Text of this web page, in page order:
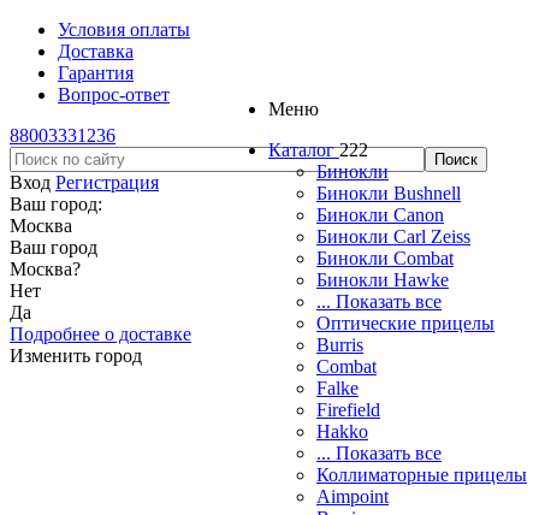
Условия оплаты
Доставка
Гарантия
Вопрос-ответ
88003331236
Вход Регистрация
Ваш город:
Москва
Ваш город
Москва?
Нет
Да
Подробнее о доставке
Изменить город
Меню
Каталог 222
Бинокли
Бинокли Bushnell
Бинокли Canon
Бинокли Carl Zeiss
Бинокли Combat
Бинокли Hawke
... Показать все
Оптические прицелы
Burris
Combat
Falke
Firefield
Hakko
... Показать все
Коллиматорные прицелы
Aimpoint